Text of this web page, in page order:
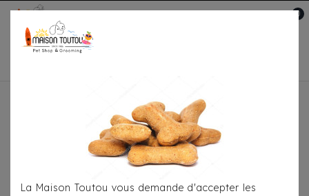
0
Pour Les Balades Colliers
Hunter Crystal Line Petit Elk Rouge
La Maison Toutou vous demande d'accepter les